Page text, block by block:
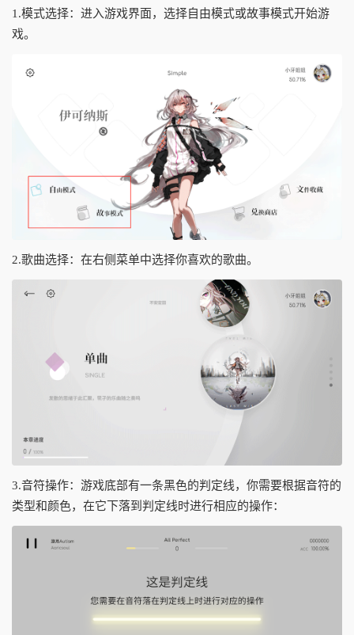
1.模式选择：进入游戏界面，选择自由模式或故事模式开始游
戏。
2.歌曲选择：在右侧菜单中选择你喜欢的歌曲。
3.音符操作：游戏底部有一条黑色的判定线，你需要根据音符的
类型和颜色，在它下落到判定线时进行相应的操作：